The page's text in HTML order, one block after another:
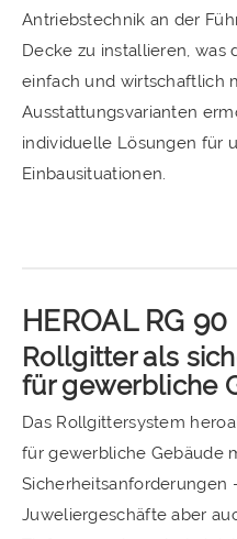
Antriebstechnik an der
Decke zu installieren, was
einfach und wirtschaftlich
Ausstattungsvarianten
individuelle Lösungen für
Einbausituationen.
HEROAL RG 90
Rollgitter als
für gewerbliche
Das Rollgittersystem
für gewerbliche Gebäude
Sicherheitsanforderungen
Juweliergeschäfte aber